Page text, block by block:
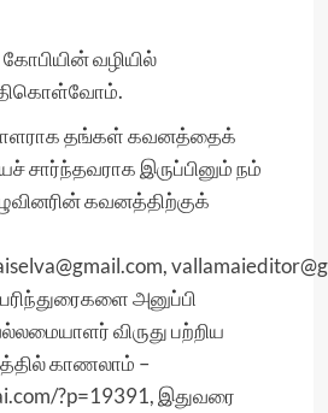
வழியில்
தங்கள் கவனத்தைக்
சார்ந்தவராக இருப்பினும் நம்
கவனத்திற்குக்
,
அனுப்பி
விருது பற்றிய
காணலாம் –
?p=19391, இதுவரை